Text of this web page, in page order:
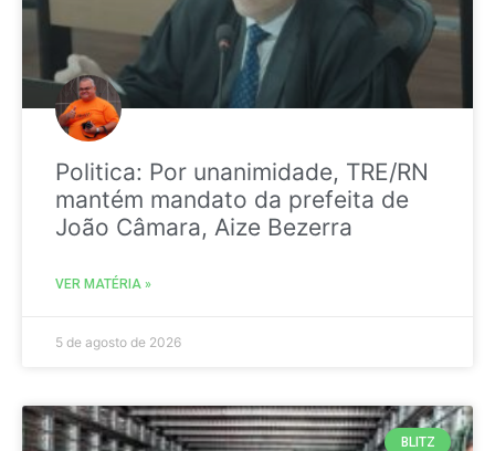
Politica: Por unanimidade, TRE/RN
mantém mandato da prefeita de
João Câmara, Aize Bezerra
VER MATÉRIA »
5 de agosto de 2026
BLITZ